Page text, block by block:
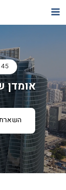
45 שנות ניסיון ומוניטין · בפריסה ארצית
אומדן